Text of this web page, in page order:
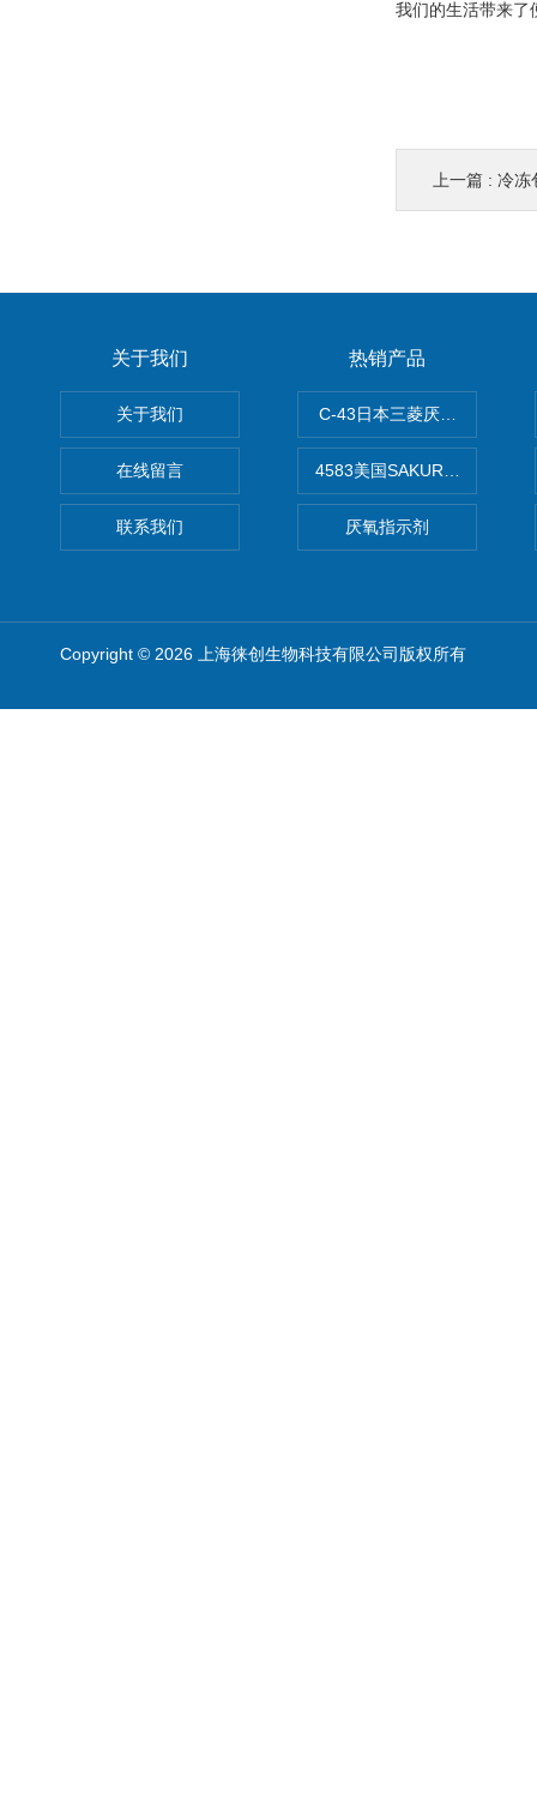
我们的生活带来了
上一篇 : 冷冻
关于我们
关于我们
在线留言
联系我们
热销产品
C-43日本三菱厌氧培养袋
4583美国SAKURA樱花OCT
厌氧指示剂
Copyright © 2026 上海徕创生物科技有限公司版权所有